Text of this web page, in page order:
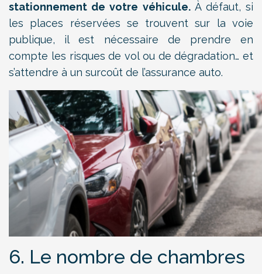
stationnement de votre véhicule.À défaut, si
les places réservées se trouvent sur la voie
publique, il est nécessaire de prendre en
compte les risques de vol ou de dégradation… et
s’attendre à un surcoût de l’assurance auto.
6. Le nombre de chambres